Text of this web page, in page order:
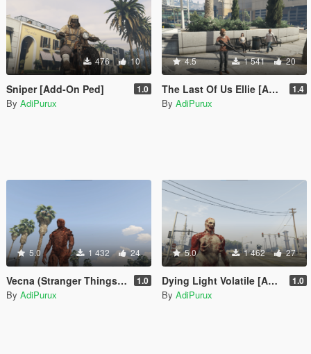
476 10
Sniper [Add-On Ped] 1.0
By AdiPurux
4.5 1 541 20
The Last Of Us Ellie [Add-On Ped] 1.4
By AdiPurux
5.0 1 432 24
Vecna (Stranger Things) [Add-On Ped] 1.0
By AdiPurux
5.0 1 462 27
Dying Light Volatile [Add-On Ped] 1.0
By AdiPurux